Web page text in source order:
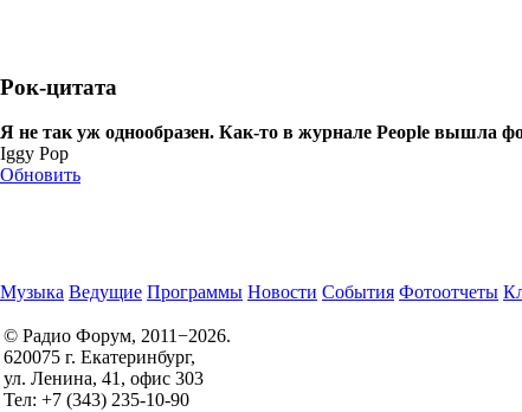
Рок-цитата
Я не так уж однообразен. Как-то в журнале People вышла
Iggy Pop
Обновить
Музыка Ведущие Программы Новости События Фотоотчеты
© Радио Форум, 2011−2026.
620075 г. Екатеринбург,
ул. Ленина, 41, офис 303
Тел: +7 (343) 235-10-90